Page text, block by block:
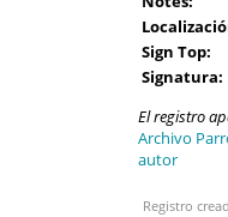
Sign Top:
Signatura:
El registro
Archivo
autor
Registro